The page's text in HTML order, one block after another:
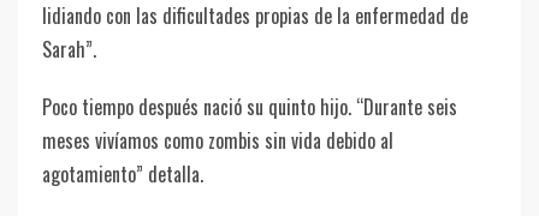
lidiando con las dificultades propias de la enfermedad de
Sarah”.
Poco tiempo después nació su quinto hijo. “Durante seis
meses vivíamos como zombis sin vida debido al
agotamiento” detalla.